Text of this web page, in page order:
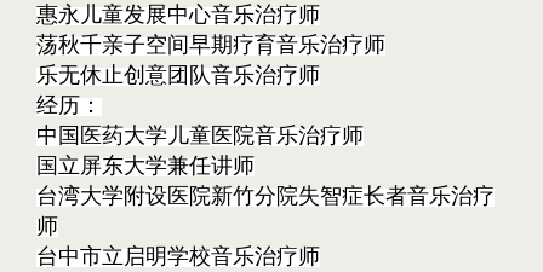
惠永儿童发展中心音乐治疗师
荡秋千亲子空间早期疗育音乐治疗师
乐无休止创意团队音乐治疗师
经历：
中国医药大学儿童医院音乐治疗师
国立屏东大学兼任讲师
台湾大学附设医院新竹分院失智症长者音乐治疗
师
台中市立启明学校音乐治疗师